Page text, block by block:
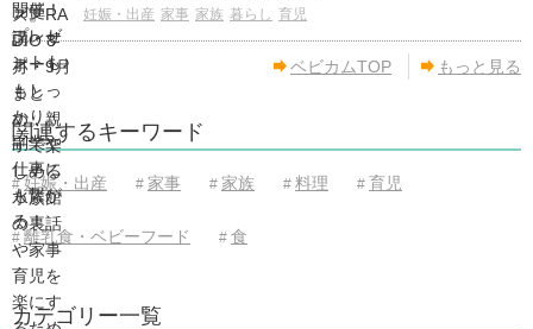
妊娠・出産 家事 家族 暮らし 育児
ベビカムTOP もっと見る
関連するキーワード
# 妊娠・出産 # 家事 # 家族 # 料理 # 育児
# 離乳食・ベビーフード # 食
カテゴリー一覧